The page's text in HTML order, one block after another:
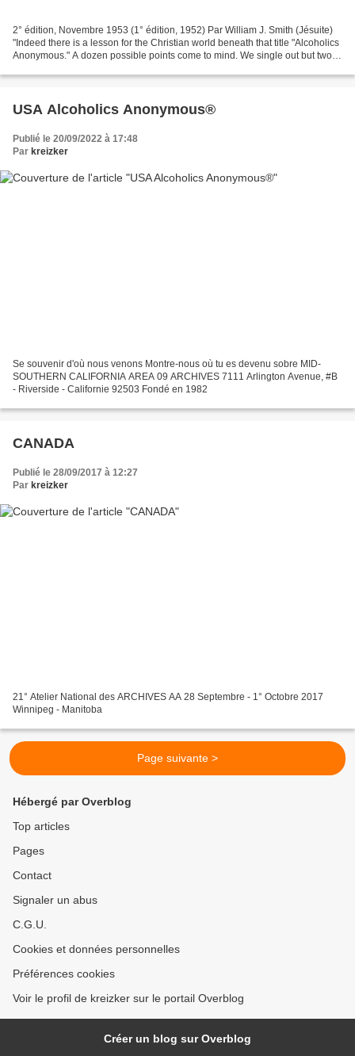
2° édition, Novembre 1953 (1° édition, 1952) Par William J. Smith (Jésuite)
"Indeed there is a lesson for the Christian world beneath that title "Alcoholics
Anonymous." A dozen possible points come to mind. We single out but two.
USA Alcoholics Anonymous®
Publié le 20/09/2022 à 17:48
Par kreizker
Se souvenir d'où nous venons Montre-nous où tu es devenu sobre MID-
SOUTHERN CALIFORNIA AREA 09 ARCHIVES 7111 Arlington Avenue, #B
- Riverside - Californie 92503 Fondé en 1982
CANADA
Publié le 28/09/2017 à 12:27
Par kreizker
21° Atelier National des ARCHIVES AA 28 Septembre - 1° Octobre 2017
Winnipeg - Manitoba
Page suivante >
Hébergé par Overblog
Top articles
Pages
Contact
Signaler un abus
C.G.U.
Cookies et données personnelles
Préférences cookies
Voir le profil de kreizker sur le portail Overblog
Créer un blog sur Overblog